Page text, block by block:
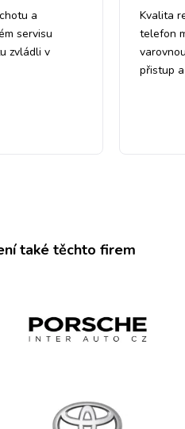
a
servisu
zvládli v
Kvalita
telefon
přistup
také těchto firem